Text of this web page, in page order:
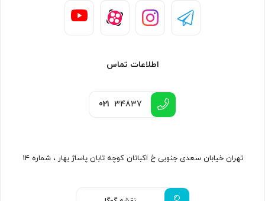
اطلاعات تماس
021 34837
تهران خیابان سعدی جنوبی خ اکباتان کوچه تابان پاساژ بهار ، شماره ۱۴